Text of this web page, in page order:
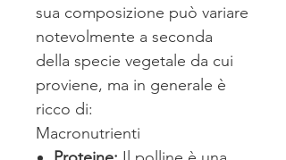
sua composizione può variare
notevolmente a seconda
della specie vegetale da cui
proviene, ma in generale è
ricco di:
Macronutrienti